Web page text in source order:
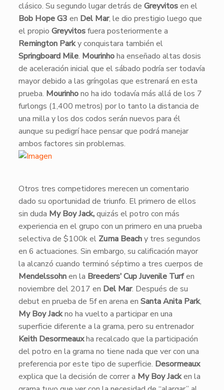
clásico. Su segundo lugar detrás de Greyvitosen el
Bob Hope G3 en Del Mar, le dio prestigio luego que
el propio Greyvitosfuera posteriormente a
Remington Parky conquistara también el
Springboard Mile. Mourinhoha enseñado altas dosis
de aceleración inicial que el sábado podría ser todavía
mayor debido a las gríngolas que estrenará en esta
prueba. Mourinhono ha ido todavía más allá de los 7
furlongs (1,400 metros) por lo tanto la distancia de
una milla y los dos codos serán nuevos para él
aunque su pedigrí hace pensar que podrá manejar
ambos factores sin problemas.
​Otros tres competidores merecen un comentario
dado su oportunidad de triunfo. El primero de ellos
sin duda My Boy Jack,quizás el potro con más
experiencia en el grupo con un primero en una prueba
selectiva de $100k el Zuma Beachy tres segundos
en 6 actuaciones. Sin embargo, su calificación mayor
la alcanzó cuando terminó séptimo a tres cuerpos de
Mendelssohnen la Breeders’ Cup Juvenile Turfen
noviembre del 2017 en Del Mar. Después de su
debut en prueba de 5f en arena en Santa Anita Park,
My Boy Jackno ha vuelto a participar en una
superficie diferente a la grama, pero su entrenador
Keith Desormeauxha recalcado que la participación
del potro en la grama no tiene nada que ver con una
preferencia por este tipo de superficie. Desormeaux
explica que la decisión de correr a My Boy Jacken la